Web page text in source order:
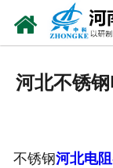
河北不锈
不锈钢河北电